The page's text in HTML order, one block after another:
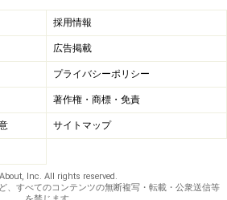
採用情報
広告掲載
プライバシーポリシー
著作権・商標・免責
サイトマップ
Inc. All rights reserved.
、すべてのコンテンツの無断複写・転載・公衆送信等